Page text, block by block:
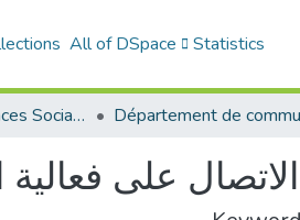
All of DSpace Statistics
Faculté des Sciences Sociales
على